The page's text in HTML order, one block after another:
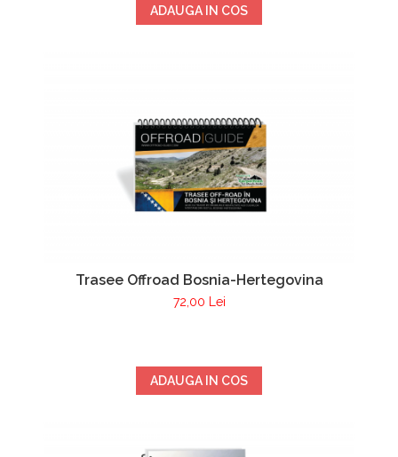
ADAUGA IN COS
Trasee Offroad Bosnia-Hertegovina
72,00 Lei
ADAUGA IN COS